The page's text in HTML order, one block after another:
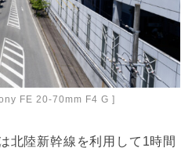
FE 20-70mm F4 G ]
北陸新幹線を利用して1時間